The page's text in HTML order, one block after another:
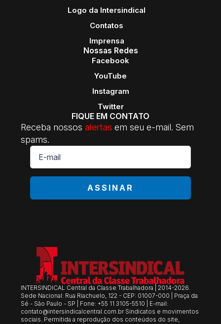
Logo da Intersindical
Contatos
Imprensa
Nossas Redes
Facebook
YouTube
Instagram
Twitter
FIQUE EM CONTATO
Receba nossos alertas em seu e-mail. Sem
spams.
E-
mail
ASSINAR
INTERSINDICAL Central da Classe Trabalhadora | 2014-2026.
Sede Nacional: Rua Riachuelo, 122 - CEP: 01007-000 | Praça da
Sé - São Paulo - SP | Fone: +55 11 3105-5510 | E-mail:
contato@intersindicalcentral.com.br Sindicatos e movimentos
sociais. Permitida a reprodução dos conteúdos do site,